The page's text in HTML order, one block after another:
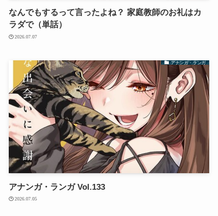
なんでもするって言ったよね？ 家庭教師のお礼はカ
ラダで（単話）
2026.07.07
アナンガ・ランガ
アナンガ・ランガ Vol.133
2026.07.05